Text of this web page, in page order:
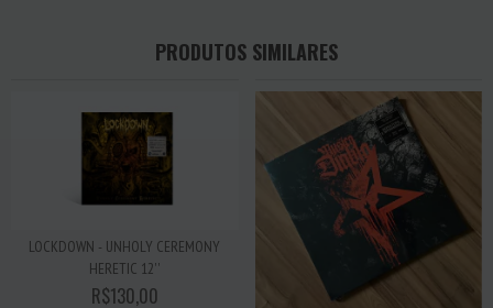
PRODUTOS SIMILARES
LOCKDOWN - UNHOLY CEREMONY
HERETIC 12''
R$130,00